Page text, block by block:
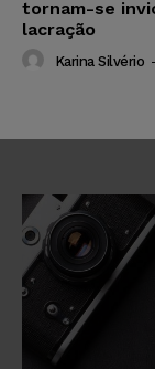
tornam-se
lacração
Karina Silvério -